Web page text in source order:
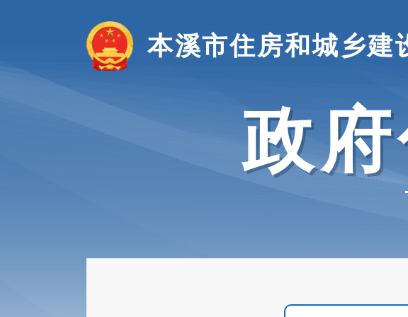
本溪市住房和城乡建
政